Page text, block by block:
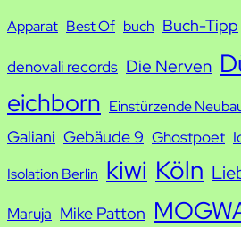
c
Apparat Best Of buch Buch-Tipp
denovali records Die Nerven
eichborn Einstürzende
Galiani Gebäude 9 Ghostpoet
Isolation Berlin kiwi Köln
Maruja Mike Patton